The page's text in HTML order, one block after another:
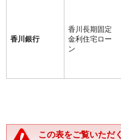
香川銀行
香川長期固定
金利住宅ロー
ン
香川銀行
金利住宅ロー
ン
この表をご覧いただ